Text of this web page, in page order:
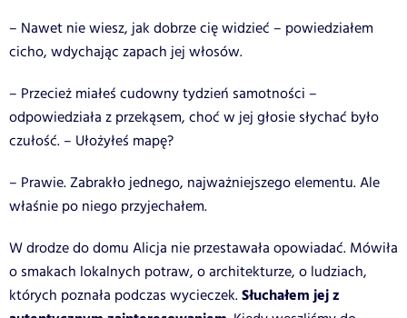
– Nawet nie wiesz, jak dobrze cię widzieć – powiedziałem
cicho, wdychając zapach jej włosów.
– Przecież miałeś cudowny tydzień samotności –
odpowiedziała z przekąsem, choć w jej głosie słychać było
czułość. – Ułożyłeś mapę?
– Prawie. Zabrakło jednego, najważniejszego elementu. Ale
właśnie po niego przyjechałem.
W drodze do domu Alicja nie przestawała opowiadać. Mówiła
o smakach lokalnych potraw, o architekturze, o ludziach,
których poznała podczas wycieczek.Słuchałem jej z